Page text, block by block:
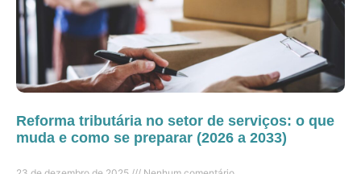
Reforma tributária no setor de serviços: o que
muda e como se preparar (2026 a 2033)